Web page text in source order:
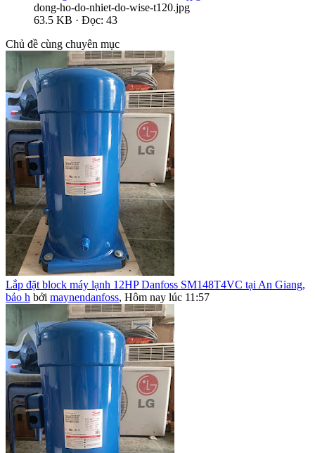
dong-ho-do-nhiet-do-wise-t120.jpg
63.5 KB · Đọc: 43
Chủ đề cùng chuyên mục
Lắp đặt block máy lạnh 12HP Danfoss SM148T4VC tại An Giang,
bảo h bởi maynendanfoss, Hôm nay lúc 11:57